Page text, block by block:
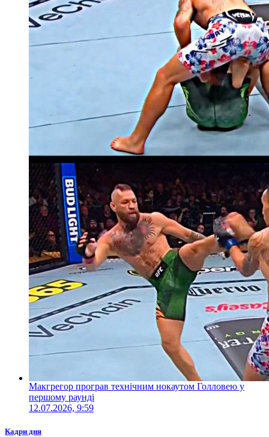
Макгрегор програв технічним нокаутом Голловею у
першому раунді
12.07.2026, 9:59
Кадри дня